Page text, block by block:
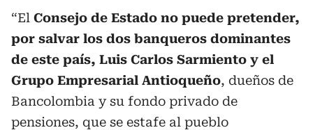
“El Consejo de Estado no puede pretender,
por salvar los dos banqueros dominantes
de este país, Luis Carlos Sarmiento y el
Grupo Empresarial Antioqueño, dueños de
Bancolombia y su fondo privado de
pensiones, que se estafe al pueblo